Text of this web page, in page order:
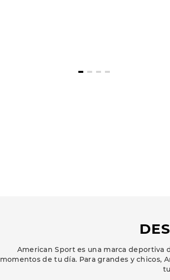
American Sport es una marca deportiva
momentos de tu día. Para grandes y chicos,